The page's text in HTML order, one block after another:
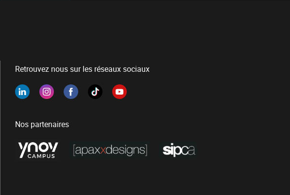
Retrouvez nous sur les réseaux sociaux
Nos partenaires